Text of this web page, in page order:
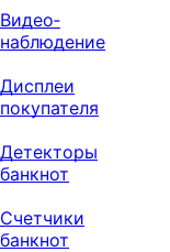
Видео‑
наблюдение
Дисплеи
покупателя
Детекторы
банкнот
Счетчики
банкнот